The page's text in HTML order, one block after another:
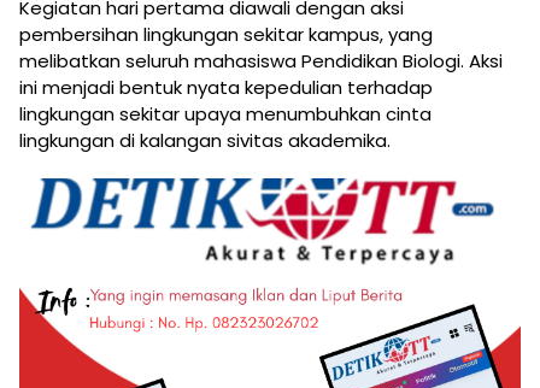
Kegiatan hari pertama diawali dengan aksi
pembersihan lingkungan sekitar kampus, yang
melibatkan seluruh mahasiswa Pendidikan Biologi. Aksi
ini menjadi bentuk nyata kepedulian terhadap
lingkungan sekitar upaya menumbuhkan cinta
lingkungan di kalangan sivitas akademika.